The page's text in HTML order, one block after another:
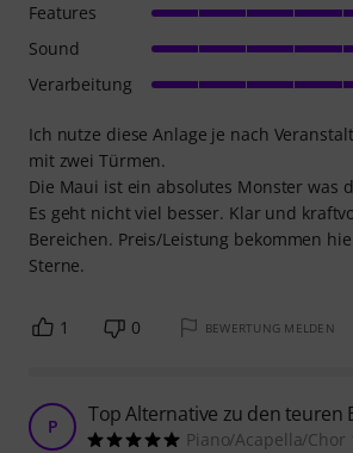
Ich nutze diese Anlage je nach
mit zwei Türmen.
Die Maui ist ein absolutes Monster was
Es geht nicht viel besser. Klar und
Bereichen. Preis/Leistung bekommen
Sterne.
Features
Sound
Verarbeitung
1 0 BEWERTUNG MELDEN
P Top Alternative zu den teuren
Piano/Acapella/Chor